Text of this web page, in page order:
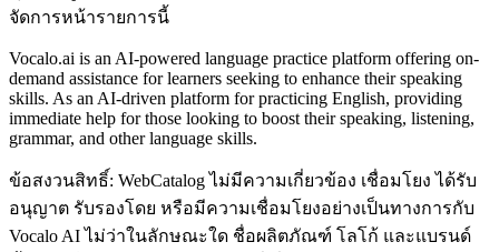
จัดการหน้ารายการนี้
Vocalo.ai is an AI-powered language practice platform offering on-
demand assistance for learners seeking to enhance their speaking
skills. As an AI-driven platform for practicing English, providing
immediate help for those looking to boost their speaking, listening,
grammar, and other language skills.
ข้อสงวนสิทธิ์: WebCatalog ไม่มีความเกี่ยวข้อง เชื่อมโยง ได้รับ
อนุญาต รับรองโดย หรือมีความเชื่อมโยงอย่างเป็นทางการกับ
Vocalo AI ไม่ว่าในลักษณะใด ชื่อผลิตภัณฑ์ โลโก้ และแบรนด์